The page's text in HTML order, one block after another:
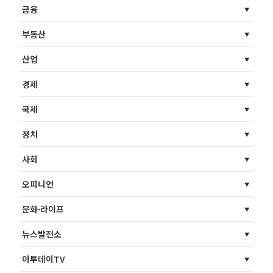
금융
부동산
산업
경제
국제
정치
사회
오피니언
문화·라이프
뉴스발전소
이투데이TV